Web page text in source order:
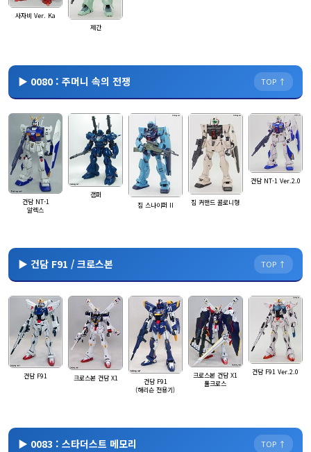
사자비 Ver. Ka
제간
▶ 0080 : 주머니 속의 전쟁 TOP ↑
건담 NT-1
알렉스
캠퍼
짐 스나이퍼 II
짐 커맨드 콜로니형
건담 NT-1 Ver.2.0
▶ 건담 F91 / 크로스본 TOP ↑
건담 F91 크로스본 건담 X1
건담 F91
(해리슨 전용기)
크로스본 건담 X1
풀크로스
건담 F91 Ver.2.0
▶ 0083 : 스타더스트 메모리 TOP ↑